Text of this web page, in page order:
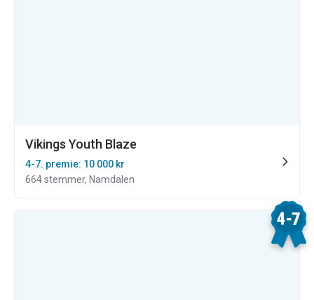
Vikings Youth Blaze
4-7. premie: 10 000 kr
664 stemmer, Namdalen